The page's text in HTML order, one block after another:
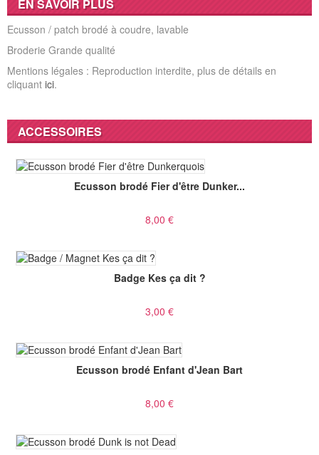
EN SAVOIR PLUS
Ecusson / patch brodé à coudre, lavable
Broderie Grande qualité
Mentions légales : Reproduction interdite, plus de détails en
cliquant ici.
ACCESSOIRES
Ecusson brodé Fier d'être Dunker...
8,00 €
Badge Kes ça dit ?
3,00 €
Ecusson brodé Enfant d'Jean Bart
8,00 €